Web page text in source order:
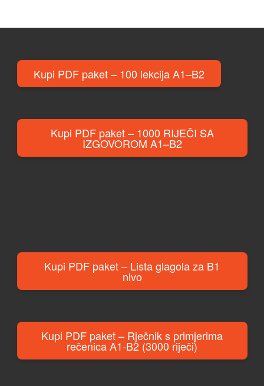
Kupi PDF paket – 100 lekcija A1–B2
Kupi PDF paket – 1000 RIJEČI SA
IZGOVOROM A1–B2
Kupi PDF paket – Lista glagola za B1
nivo
Kupi PDF paket – Rječnik s primjerima
rečenica A1-B2 (3000 riječi)